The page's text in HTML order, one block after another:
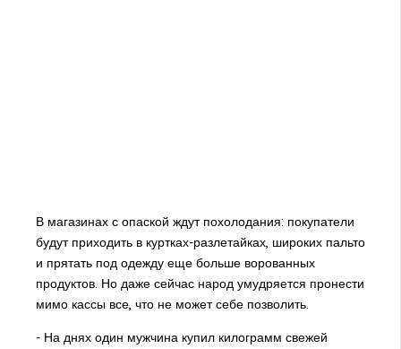
В магазинах с опаской ждут похолодания: покупатели
будут приходить в куртках-разлетайках, широких пальто
и прятать под одежду еще больше ворованных
продуктов. Но даже сейчас народ умудряется пронести
мимо кассы все, что не может себе позволить.
- На днях один мужчина купил килограмм свежей